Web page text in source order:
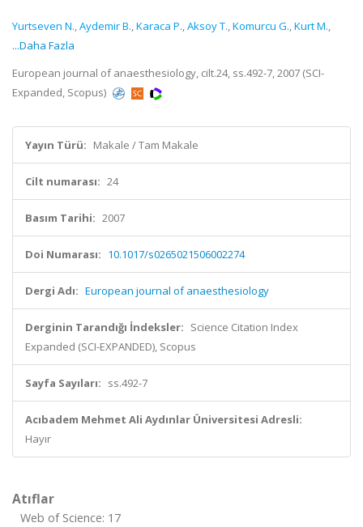
Yurtseven N.,Aydemir B.,Karaca P.,Aksoy T.,Komurcu G.,Kurt M.,
...Daha Fazla
European journal of anaesthesiology, cilt.24, ss.492-7, 2007 (SCI-
Expanded, Scopus)
Yayın Türü: Makale / Tam Makale
Cilt numarası: 24
Basım Tarihi: 2007
Doi Numarası: 10.1017/s0265021506002274
Dergi Adı: European journal of anaesthesiology
Derginin Tarandığı İndeksler: Science Citation Index
Expanded (SCI-EXPANDED), Scopus
Sayfa Sayıları: ss.492-7
Acıbadem Mehmet Ali Aydınlar Üniversitesi Adresli:
Hayır
Atıflar
Web of Science: 17